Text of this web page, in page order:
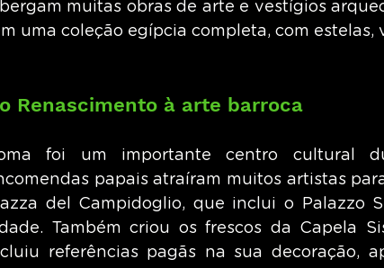
muitas obras de arte e vestígios
uma coleção egípcia completa, com estelas,
Renascimento à arte barroca
foi um importante centro cultural
papais atraíram muitos artistas
del Campidoglio, que inclui o Palazzo
Também criou os frescos da Capela
referências pagãs na sua decoração,